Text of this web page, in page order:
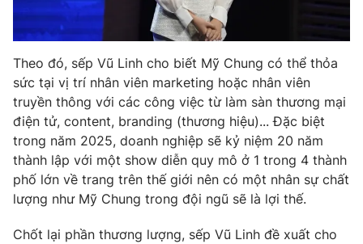
Theo đó, sếp Vũ Linh cho biết Mỹ Chung có thể thỏa
sức tại vị trí nhân viên marketing hoặc nhân viên
truyền thông với các công việc từ làm sàn thương mại
điện tử, content, branding (thương hiệu)... Đặc biệt
trong năm 2025, doanh nghiệp sẽ kỷ niệm 20 năm
thành lập với một show diễn quy mô ở 1 trong 4 thành
phố lớn về trang trên thế giới nên có một nhân sự chất
lượng như Mỹ Chung trong đội ngũ sẽ là lợi thế.
Chốt lại phần thương lượng, sếp Vũ Linh đề xuất cho